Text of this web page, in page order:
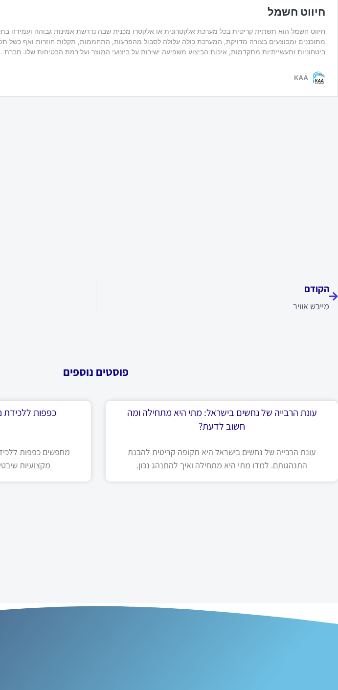
הקודם
מייבש אוויר
פוסטים נוספים
עונת הרבייה של נחשים בישראל: מתי היא מתחילה ומה
חשוב לדעת?
עונת הרבייה של נחשים בישראל היא תקופה קריטית להבנת
התנהגותם. למדו מתי היא מתחילה ואיך להתנהג נכון.
כפפות ללכידת
מחפשים כפפות
מקצועיות